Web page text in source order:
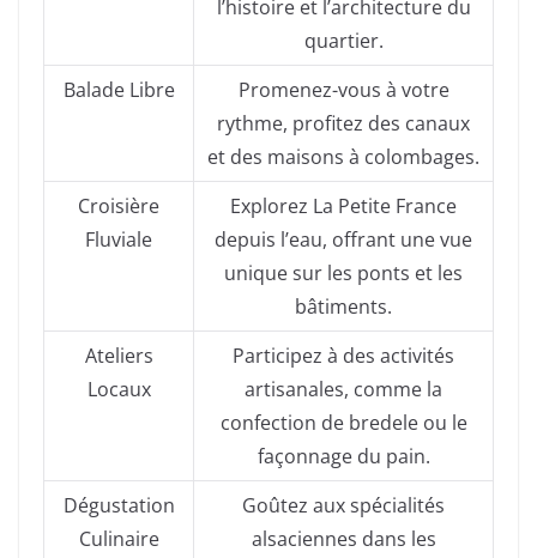
l’histoire et l’architecture du
quartier.
Balade Libre
Promenez-vous à votre
rythme, profitez des canaux
et des maisons à colombages.
Croisière
Fluviale
Explorez La Petite France
depuis l’eau, offrant une vue
unique sur les ponts et les
bâtiments.
Ateliers
Locaux
Participez à des activités
artisanales, comme la
confection de bredele ou le
façonnage du pain.
Dégustation
Culinaire
Goûtez aux spécialités
alsaciennes dans les